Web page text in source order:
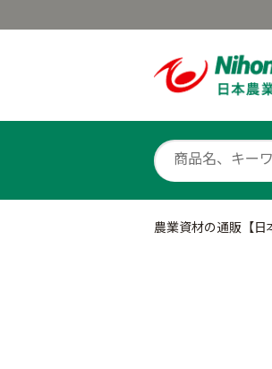
農業資材の通販【日